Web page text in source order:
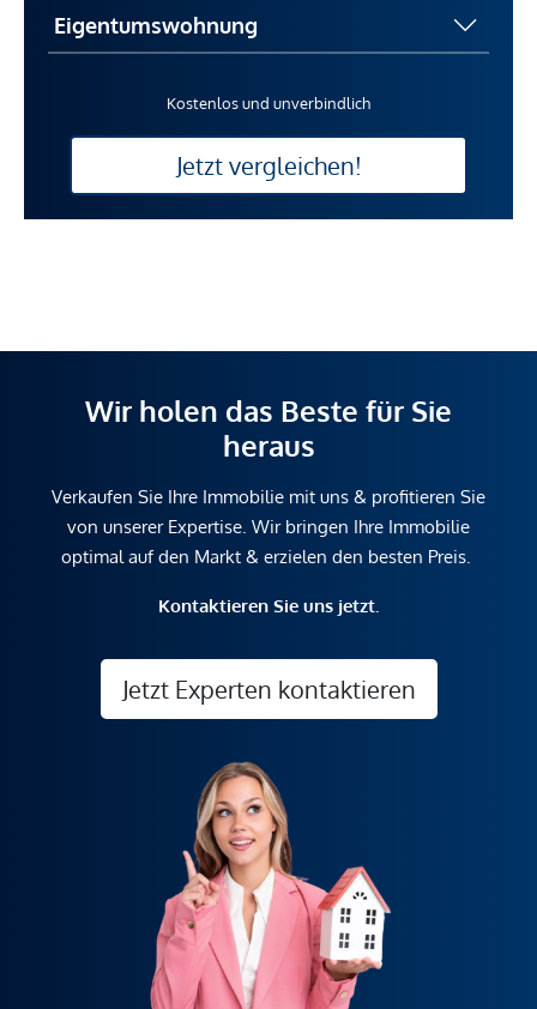
Kostenlos und unverbindlich
Jetzt vergleichen!
Wir holen das Beste für Sie
heraus
Verkaufen Sie Ihre Immobilie mit uns & profitieren Sie
von unserer Expertise. Wir bringen Ihre Immobilie
optimal auf den Markt & erzielen den besten Preis.
Kontaktieren Sie uns jetzt.
Jetzt Experten kontaktieren